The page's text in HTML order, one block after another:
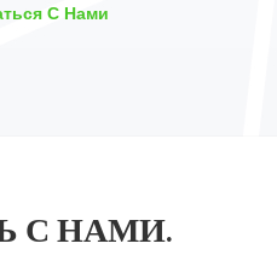
С Нами
С НАМИ.